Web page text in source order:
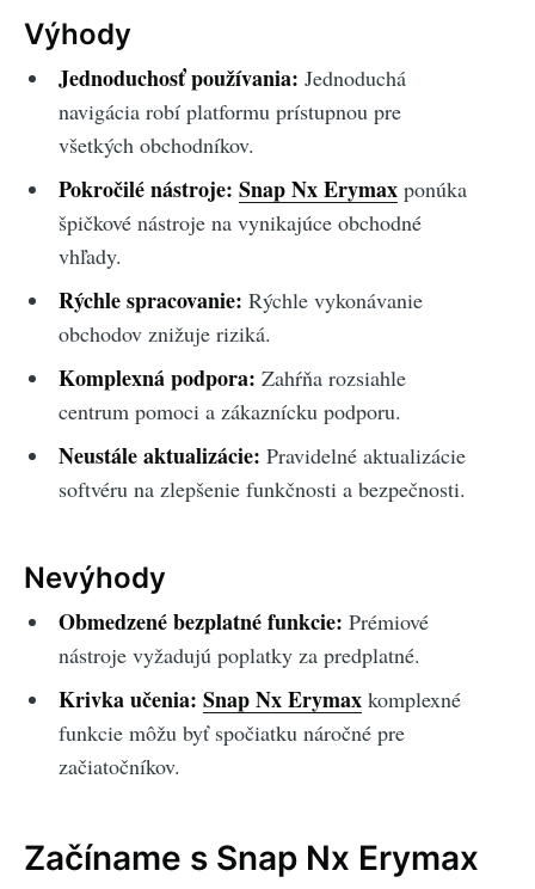
Výhody
Jednoduchosť používania: Jednoduchá
navigácia robí platformu prístupnou pre
všetkých obchodníkov.
Pokročilé nástroje: Snap Nx Erymaxponúka
špičkové nástroje na vynikajúce obchodné
vhľady.
Rýchle spracovanie: Rýchle vykonávanie
obchodov znižuje riziká.
Komplexná podpora: Zahŕňa rozsiahle
centrum pomoci a zákaznícku podporu.
Neustále aktualizácie: Pravidelné aktualizácie
softvéru na zlepšenie funkčnosti a bezpečnosti.
Nevýhody
Obmedzené bezplatné funkcie: Prémiové
nástroje vyžadujú poplatky za predplatné.
Krivka učenia: Snap Nx Erymaxkomplexné
funkcie môžu byť spočiatku náročné pre
začiatočníkov.
Začíname s Snap Nx Erymax